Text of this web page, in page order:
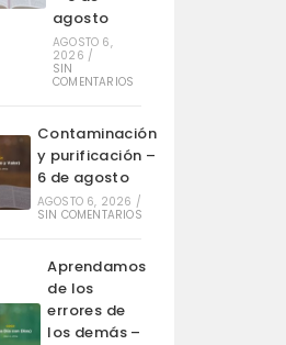
agosto
AGOSTO 6,
2026 /
SIN
COMENTARIOS
Contaminación
y purificación –
6 de agosto
AGOSTO 6, 2026 /
SIN COMENTARIOS
Aprendamos
de los
errores de
los demás –